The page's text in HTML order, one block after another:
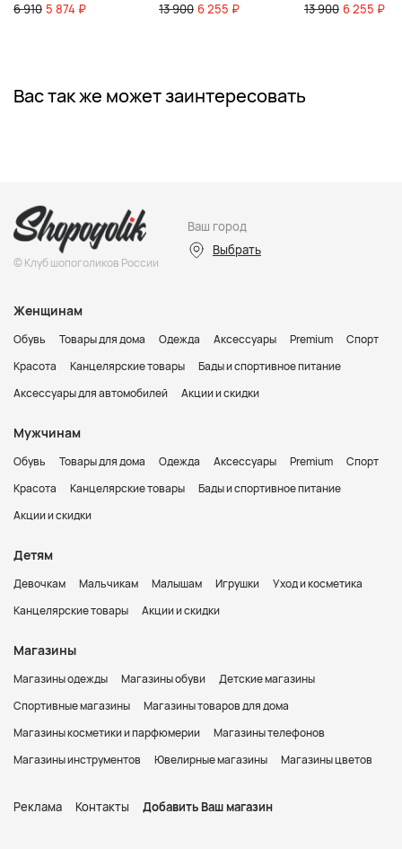
6 910 5 874 ₽ 13 900 6 255 ₽ 13 900 6 255 ₽
Вас так же может заинтересовать
© Клуб шопоголиков России
Ваш город
Выбрать
Женщинам
Обувь Товары для дома Одежда Аксессуары Premium
Спорт
Красота
Канцелярские товары
Бады и спортивное питание
Аксессуары для автомобилей
Акции и скидки
Мужчинам
Обувь Товары для дома Одежда Аксессуары Premium
Спорт
Красота
Канцелярские товары
Бады и спортивное питание
Акции и скидки
Детям
Девочкам Мальчикам Малышам Игрушки
Уход и косметика
Канцелярские товары
Акции и скидки
Магазины
Магазины одежды Магазины обуви
Детские магазины
Спортивные магазины
Магазины товаров для дома
Магазины косметики и парфюмерии
Магазины телефонов
Магазины инструментов
Ювелирные магазины Магазины цветов
Реклама Контакты Добавить Ваш магазин